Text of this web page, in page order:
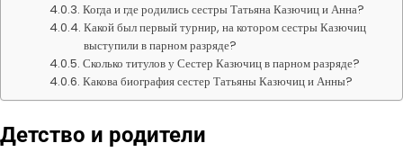
Когда и где родились сестры Татьяна Казючиц и Анна?
Какой был первый турнир, на котором сестры Казючиц
выступили в парном разряде?
Сколько титулов у Сестер Казючиц в парном разряде?
Какова биография сестер Татьяны Казючиц и Анны?
Детство и родители